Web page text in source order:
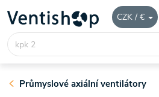
CZK / €
obsah
Průmyslové axiální ventilátory